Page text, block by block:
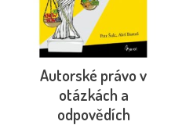
Autorské právo v
otázkách a
odpovědích